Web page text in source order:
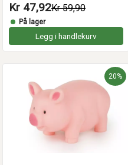
Kr 47,92Kr 59,90
På lager
Legg i handlekurv
20%